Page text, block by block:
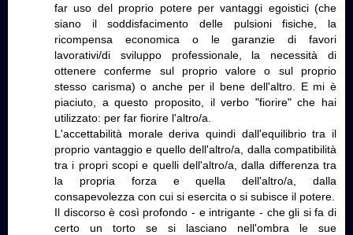
far uso del proprio potere per vantaggi egoistici (che
siano il soddisfacimento delle pulsioni fisiche, la
ricompensa economica o le garanzie di favori
lavorativi/di sviluppo professionale, la necessità di
ottenere conferme sul proprio valore o sul proprio
stesso carisma) o anche per il bene dell'altro. E mi è
piaciuto, a questo proposito, il verbo "fiorire" che hai
utilizzato: per far fiorire l'altro/a.
L'accettabilità morale deriva quindi dall'equilibrio tra il
proprio vantaggio e quello dell'altro/a, dalla compatibilità
tra i propri scopi e quelli dell'altro/a, dalla differenza tra
la propria forza e quella dell'altro/a, dalla
consapevolezza con cui si esercita o si subisce il potere.
Il discorso è così profondo - e intrigante - che gli si fa di
certo un torto se si lasciano nell'ombra le sue